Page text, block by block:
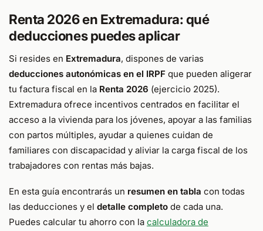
Renta 2026 en Extremadura: qué
deducciones puedes aplicar
Si resides en Extremadura, dispones de varias
deducciones autonómicas en el IRPF que pueden aligerar
tu factura fiscal en la Renta 2026 (ejercicio 2025).
Extremadura ofrece incentivos centrados en facilitar el
acceso a la vivienda para los jóvenes, apoyar a las familias
con partos múltiples, ayudar a quienes cuidan de
familiares con discapacidad y aliviar la carga fiscal de los
trabajadores con rentas más bajas.
En esta guía encontrarás un resumen en tabla con todas
las deducciones y el detalle completo de cada una.
Puedes calcular tu ahorro con la calculadora de